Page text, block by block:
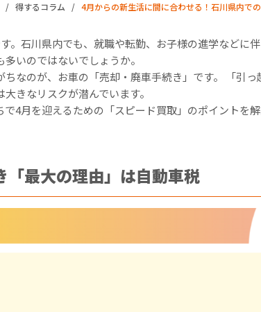
得するコラム 4月からの新生活に間に合わせる！石川県内で
。石川県内でも、就職や転勤、お子様の進学などに
いのではないでしょうか。
なのが、お車の「売却・廃車手続き」です。 「引っ
きなリスクが潜んでいます。
4月を迎えるための「スピード買取」のポイントを解
最大の理由」は自動車税